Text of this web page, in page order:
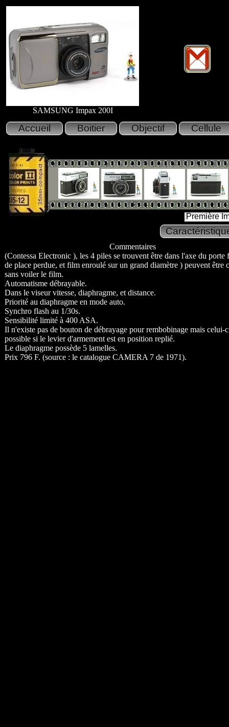
SAMSUNG Impax 200I
Première
Commentaires
(Contessa Electronic ), les 4 piles se trouvent être dans l'axe du porte
de place perdue, et film enroulé sur un grand diamètre ) peuvent être
sans voiler le film.
Automatisme débrayable.
Dans le viseur vitesse, diaphragme, et distance.
Priorité au diaphragme en mode auto.
Synchro flash au 1/30s.
Sensibilité limité à 400 ASA.
Il n'existe pas de bouton de débrayage pour rembobinage mais celui-
possible si le levier d'armement est en position replié.
Le diaphragme possède 5 lamelles.
Prix 796 F. (source : le catalogue CAMERA 7 de 1971).